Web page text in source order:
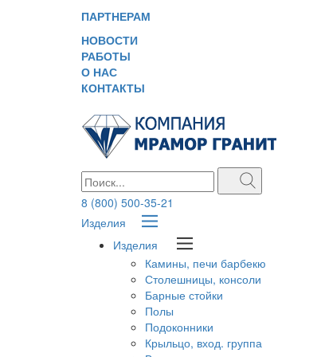
ПАРТНЕРАМ
НОВОСТИ
РАБОТЫ
О НАС
КОНТАКТЫ
8 (800) 500-35-21
Изделия
Изделия
Камины, печи барбекю
Столешницы, консоли
Барные стойки
Полы
Подоконники
Крыльцо, вход. группа